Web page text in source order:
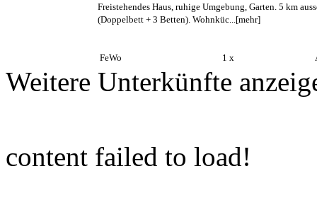
Freistehendes Haus, ruhige Umgebung, Garten. 5 km
(Doppelbett + 3 Betten). Wohnküc...[mehr]
FeWo 1 x
Weitere Unterkünfte
content failed to load!